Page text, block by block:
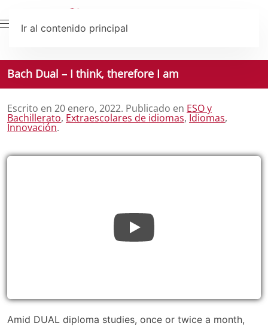
Ir al contenido principal
Bach Dual – I think, therefore I am
Escrito en 20 enero, 2022. Publicado en ESO y
Bachillerato, Extraescolares de idiomas, Idiomas,
Innovación.
Amid DUAL diploma studies, once or twice a month,